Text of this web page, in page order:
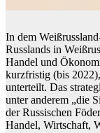
In dem
Russlands in
Handel und
kurzfristig (bis
unterteilt. Das
unter anderem „die
der Russischen
Handel, Wirtschaft,